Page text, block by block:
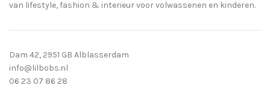
van lifestyle, fashion & interieur voor volwassenen en kinderen.
Dam 42, 2951 GB Alblasserdam
info@lilbobs.nl
06 23 07 86 28